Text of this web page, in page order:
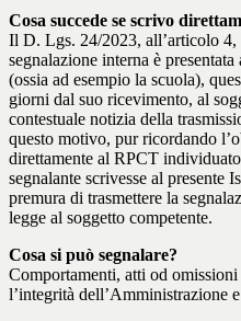
Cosa succede se scrivo
Il D. Lgs. 24/2023, all’articolo 4,
segnalazione interna è
(ossia ad esempio la scuola),
giorni dal suo ricevimento, al
contestuale notizia della
questo motivo, pur ricordando
direttamente al RPCT
segnalante scrivesse al presente
premura di trasmettere la
legge al soggetto competente.
Cosa si può segnalare?
Comportamenti, atti od
l’integrità dell’Amministrazione